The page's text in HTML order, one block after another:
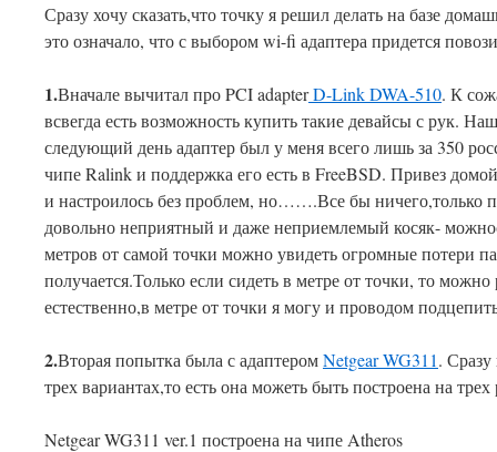
Сразу хочу сказать,что точку я решил делать на базе
это означало, что с выбором wi-fi адаптера придется
1.Вначале вычитал про PCI adapterD-Link DWA-510. К
всвегда есть возможность купить такие девайсы с рук.
следующий день адаптер был у меня всего лишь за 350
чипе Ralink и поддержка его есть в FreeBSD. Привез
и настроилось без проблем, но…….Все бы ничего,только
довольно неприятный и даже неприемлемый косяк-
метров от самой точки можно увидеть огромные потери
получается.Только если сидеть в метре от точки, то
естественно,в метре от точки я могу и проводом
2.Вторая попытка была с адаптеромNetgear WG311. Сразу
трех вариантах,то есть она можеть быть построена на
Netgear WG311 ver.1 построена на чипе Atheros